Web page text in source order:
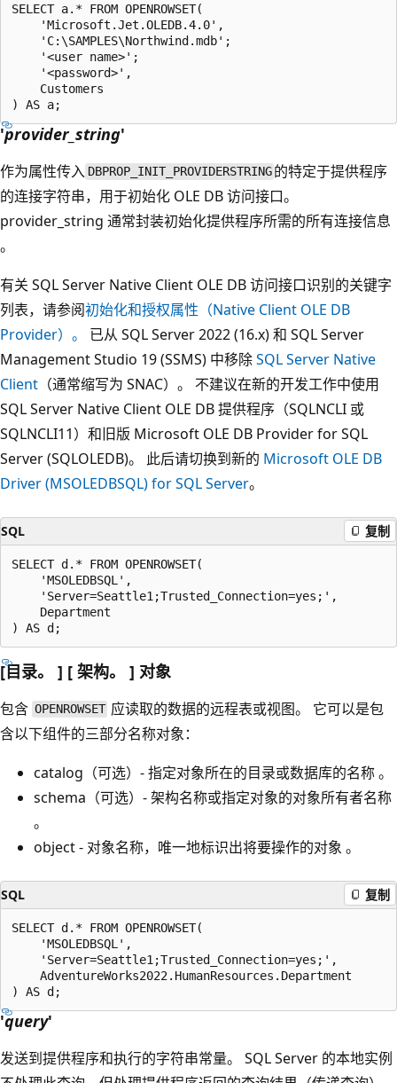
SELECT a.* FROM OPENROWSET(
    'Microsoft.Jet.OLEDB.4.0',
    'C:\SAMPLES\Northwind.mdb';
    '<user name>';
    '<password>',
    Customers
'provider_string'
作为属性传入 DBPROP_INIT_PROVIDERSTRING 的特定于提供程序
的连接字符串，用于初始化 OLE DB 访问接口。
provider_string 通常封装初始化提供程序所需的所有连接信息
。
有关 SQL Server Native Client OLE DB 访问接口识别的关键字
列表，请参阅初始化和授权属性（Native Client OLE DB
Provider）。
已从 SQL Server 2022 (16.x) 和 SQL Server
Management Studio 19 (SSMS) 中移除SQL Server Native
Client （通常缩写为 SNAC）。 不建议在新的开发工作中使用
SQL Server Native Client OLE DB 提供程序（SQLNCLI 或
SQLNCLI11）和旧版 Microsoft OLE DB Provider for SQL
Server (SQLOLEDB)。 此后请切换到新的 Microsoft OLE DB
Driver (MSOLEDBSQL) for SQL Server。
SQL 复制
SELECT d.* FROM OPENROWSET(
    'MSOLEDBSQL',
    'Server=Seattle1;Trusted_Connection=yes;',
    Department
[目录。 ] [ 架构。 ] 对象
包含 OPENROWSET 应读取的数据的远程表或视图。 它可以是包
含以下组件的三部分名称对象：
catalog（可选）- 指定对象所在的目录或数据库的名称 。
schema（可选）- 架构名称或指定对象的对象所有者名称
。
object - 对象名称，唯一地标识出将要操作的对象 。
SQL 复制
SELECT d.* FROM OPENROWSET(
    'MSOLEDBSQL',
    'Server=Seattle1;Trusted_Connection=yes;',
    AdventureWorks2022.HumanResources.Department
'query'
发送到提供程序和执行的字符串常量。 SQL Server 的本地实例